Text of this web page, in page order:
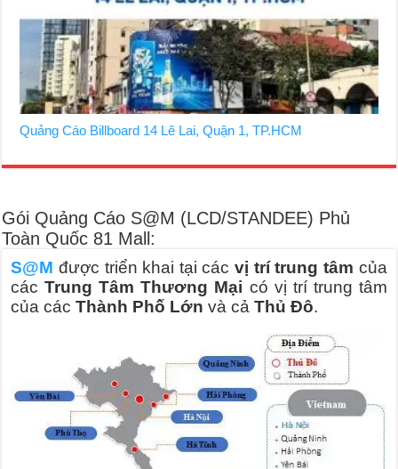
Quảng Cáo Billboard 14 Lê Lai, Quận 1, TP.HCM
Gói Quảng Cáo S@M (LCD/STANDEE) Phủ
Toàn Quốc 81 Mall:
S@M được triển khai tại cácvị trí trung tâm của
cácTrung Tâm Thương Mại có vị trí trung tâm
của cácThành Phố Lớn và cảThủ Đô.